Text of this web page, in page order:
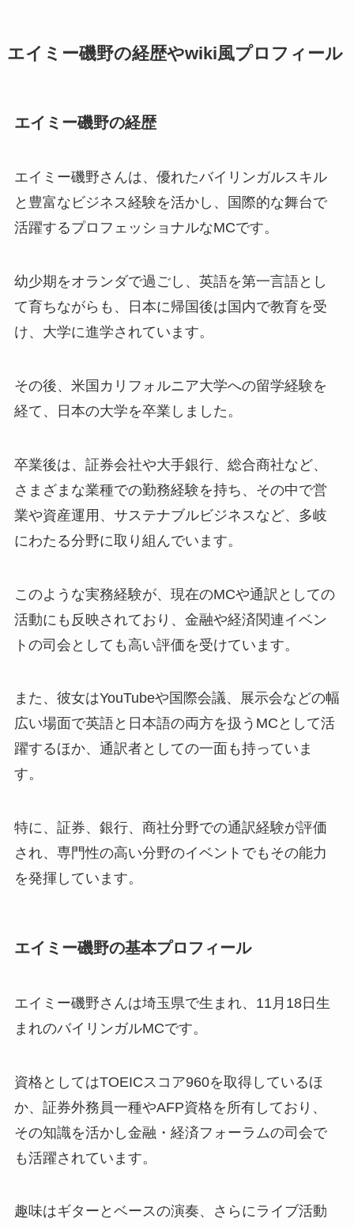
エイミー磯野の経歴やwiki風プロフィール
エイミー磯野の経歴
エイミー磯野さんは、優れたバイリンガルスキル
と豊富なビジネス経験を活かし、国際的な舞台で
活躍するプロフェッショナルなMCです。
幼少期をオランダで過ごし、英語を第一言語とし
て育ちながらも、日本に帰国後は国内で教育を受
け、大学に進学されています。
その後、米国カリフォルニア大学への留学経験を
経て、日本の大学を卒業しました。
卒業後は、証券会社や大手銀行、総合商社など、
さまざまな業種での勤務経験を持ち、その中で営
業や資産運用、サステナブルビジネスなど、多岐
にわたる分野に取り組んでいます。
このような実務経験が、現在のMCや通訳としての
活動にも反映されており、金融や経済関連イベン
トの司会としても高い評価を受けています。
また、彼女はYouTubeや国際会議、展示会などの幅
広い場面で英語と日本語の両方を扱うMCとして活
躍するほか、通訳者としての一面も持っていま
す。
特に、証券、銀行、商社分野での通訳経験が評価
され、専門性の高い分野のイベントでもその能力
を発揮しています。
エイミー磯野の基本プロフィール
エイミー磯野さんは埼玉県で生まれ、11月18日生
まれのバイリンガルMCです。
資格としてはTOEICスコア960を取得しているほ
か、証券外務員一種やAFP資格を所有しており、
その知識を活かし金融・経済フォーラムの司会で
も活躍されています。
趣味はギターとベースの演奏、さらにライブ活動